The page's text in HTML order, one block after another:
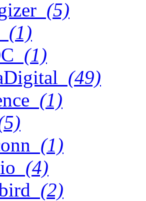
(5)
(1)
(1)
(49)
(1)
(1)
(4)
(2)